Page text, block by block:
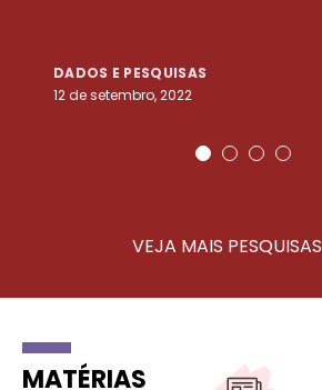
DADOS E PESQUISAS
12 de setembro, 2022
VEJA MAIS PESQUISAS
MATÉRIAS